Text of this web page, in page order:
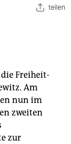
teilen
Freiheit-
Am
nun im
zweiten
zur